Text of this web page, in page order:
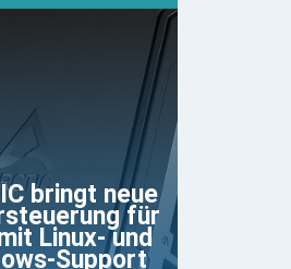
bringt neue
für
Linux- und
Support